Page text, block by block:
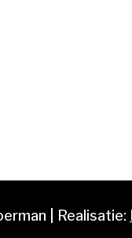
| Realisatie: